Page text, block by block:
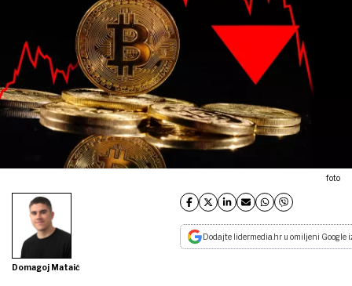
foto
Domagoj Mataić
Dodajte lidermedia.hr u omiljeni Google